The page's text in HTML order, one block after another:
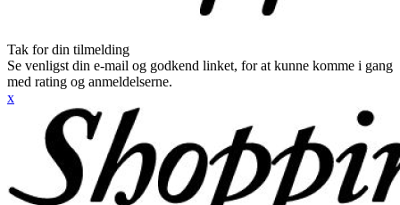
Tak for din tilmelding
Se venligst din e-mail og godkend linket, for at kunne komme i gang
med rating og anmeldelserne.
x